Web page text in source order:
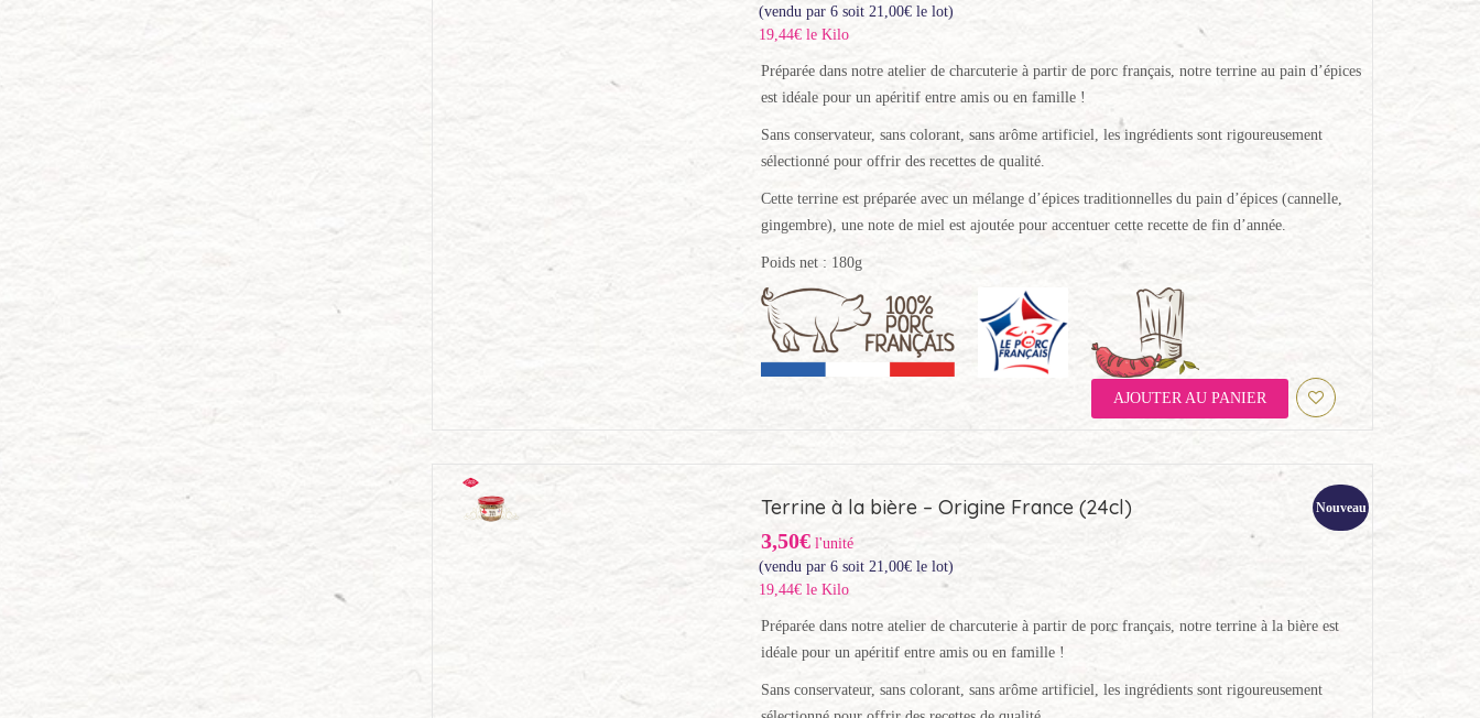
(vendu par 6 soit 21,00€le lot)
19,44€ le Kilo
Préparée dans notre atelier de charcuterie à partir de porc français, notre terrine au pain d’épices
est idéale pour un apéritif entre amis ou en famille !
Sans conservateur, sans colorant, sans arôme artificiel, les ingrédients sont rigoureusement
sélectionné pour offrir des recettes de qualité.
Cette terrine est préparée avec un mélange d’épices traditionnelles du pain d’épices (cannelle,
gingembre), une note de miel est ajoutée pour accentuer cette recette de fin d’année.
Poids net : 180g
AJOUTER AU PANIER
Nouveau
Terrine à la bière – Origine France (24cl)
3,50€l'unité
(vendu par 6 soit 21,00€le lot)
19,44€ le Kilo
Préparée dans notre atelier de charcuterie à partir de porc français, notre terrine à la bière est
idéale pour un apéritif entre amis ou en famille !
Sans conservateur, sans colorant, sans arôme artificiel, les ingrédients sont rigoureusement